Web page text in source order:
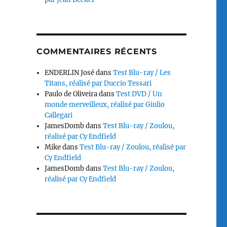
COMMENTAIRES RÉCENTS
ENDERLIN JosédansTest Blu-ray / Les
Titans, réalisé par Duccio Tessari
Paulo de OliveiradansTest DVD / Un
monde merveilleux, réalisé par Giulio
Callegari
JamesDombdansTest Blu-ray / Zoulou,
réalisé par Cy Endfield
MikedansTest Blu-ray / Zoulou, réalisé par
Cy Endfield
JamesDombdansTest Blu-ray / Zoulou,
réalisé par Cy Endfield